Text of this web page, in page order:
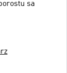
sa